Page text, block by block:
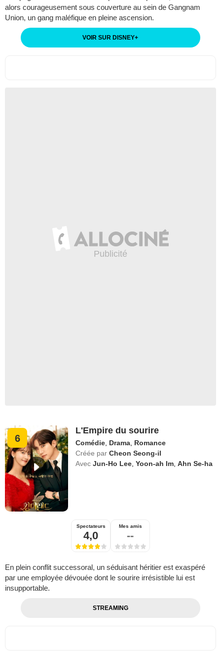
alors courageusement sous couverture au sein de Gangnam
Union, un gang maléfique en pleine ascension.
VOIR SUR DISNEY+
6
L'Empire du sourire
Comédie Drama Romance
Créée par Cheon Seong-il
Avec Jun-Ho Lee ,Yoon-ah Im ,Ahn Se-ha
Spectateurs
4,0
Mes amis
--
En plein conflit successoral, un séduisant héritier est exaspéré
par une employée dévouée dont le sourire irrésistible lui est
insupportable.
STREAMING